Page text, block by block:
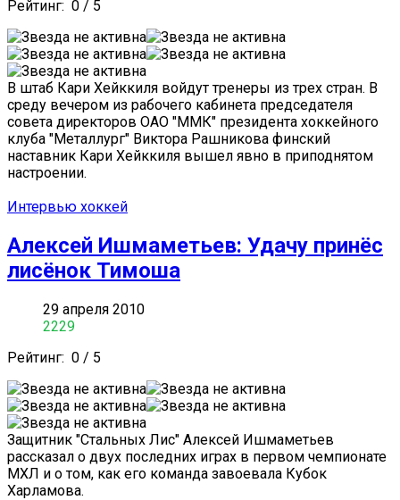
Рейтинг: 0 / 5
В штаб Кари Хейккиля войдут тренеры из трех стран. В
среду вечером из рабочего кабинета председателя
совета директоров ОАО "ММК" президента хоккейного
клуба "Металлург" Виктора Рашникова финский
наставник Кари Хейккиля вышел явно в приподнятом
настроении.
Интервью хоккей
Алексей Ишмаметьев: Удачу принёс
лисёнок Тимоша
29 апреля 2010
2229
Рейтинг: 0 / 5
Защитник "Стальных Лис" Алексей Ишмаметьев
рассказал о двух последних играх в первом чемпионате
МХЛ и о том, как его команда завоевала Кубок
Харламова.